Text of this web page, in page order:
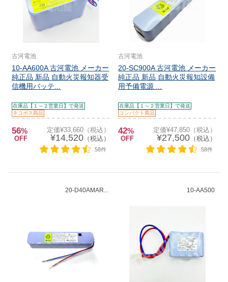
古河電池
10-AA600A 古河電池 メーカー
純正品 新品 自動火災報知器受
信機用バッテ...
在庫品【１～２営業日】で発送
ネコポス商品
56%
OFF
定価¥33,660（税込）
¥14,520（税込）
58件
古河電池
20-SC900A 古河電池 メーカー
純正品 新品 自動火災報知設備
用予備電源 ...
在庫品【１～２営業日】で発送
コンパクト商品
42%
OFF
定価¥47,850（税込）
¥27,500（税込）
58件
20-D40AMAR... 10-AA500